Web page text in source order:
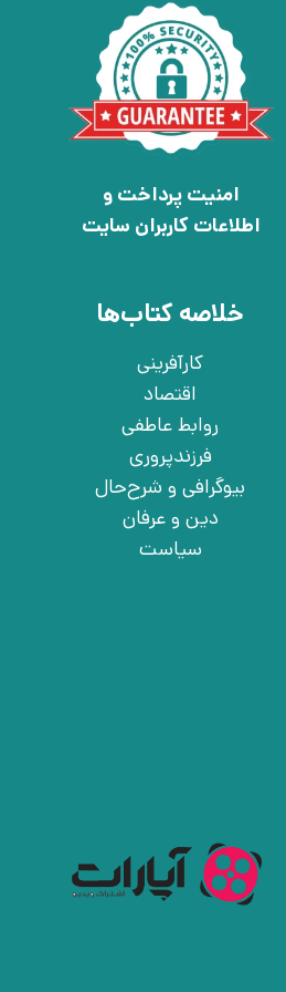
امنیت پرداخت و
اطلاعات کاربران سایت
خلاصه کتاب‌ها
کارآفرینی
اقتصاد
روابط عاطفی
فرزندپروری
بیوگرافی و شرح‌حال
دین و عرفان
سیاست